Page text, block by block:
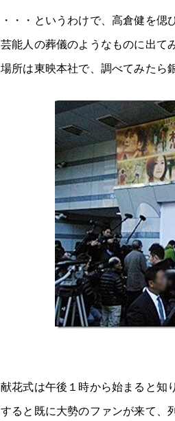
・・・というわけで、高倉健を
芸能人の葬儀のようなものに出てみ
場所は東映本社で、調べてみたら
献花式は午後１時から始まると知
すると既に大勢のファンが来て、